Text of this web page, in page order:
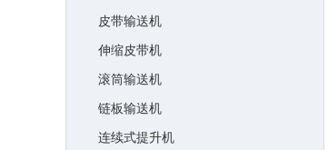
皮带输送机
伸缩皮带机
滚筒输送机
链板输送机
连续式提升机